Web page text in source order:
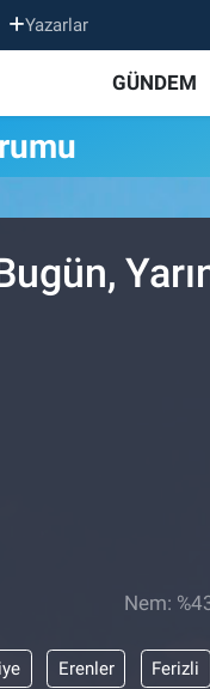
Yazarlar
GÜNDEM
Nem:
Erenler Ferizli